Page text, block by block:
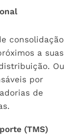
consolidação
a suas
Ou
por
de
(TMS)